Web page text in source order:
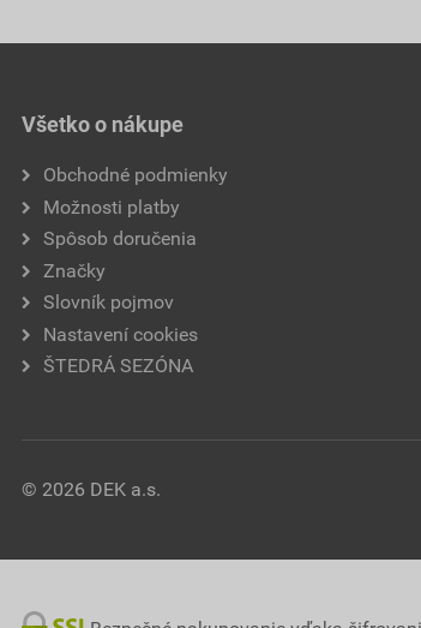
Všetko o nákupe
Obchodné podmienky
Možnosti platby
Spôsob doručenia
Značky
Slovník pojmov
Nastavení cookies
ŠTEDRÁ SEZÓNA
© 2026 DEK a.s.